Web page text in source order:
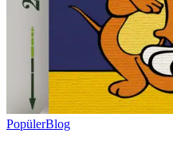
PopülerBlog